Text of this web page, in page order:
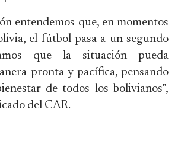
entendemos que, en momentos
el fútbol pasa a un segundo
que la situación pueda
pronta y pacífica, pensando
de todos los bolivianos”,
del CAR.